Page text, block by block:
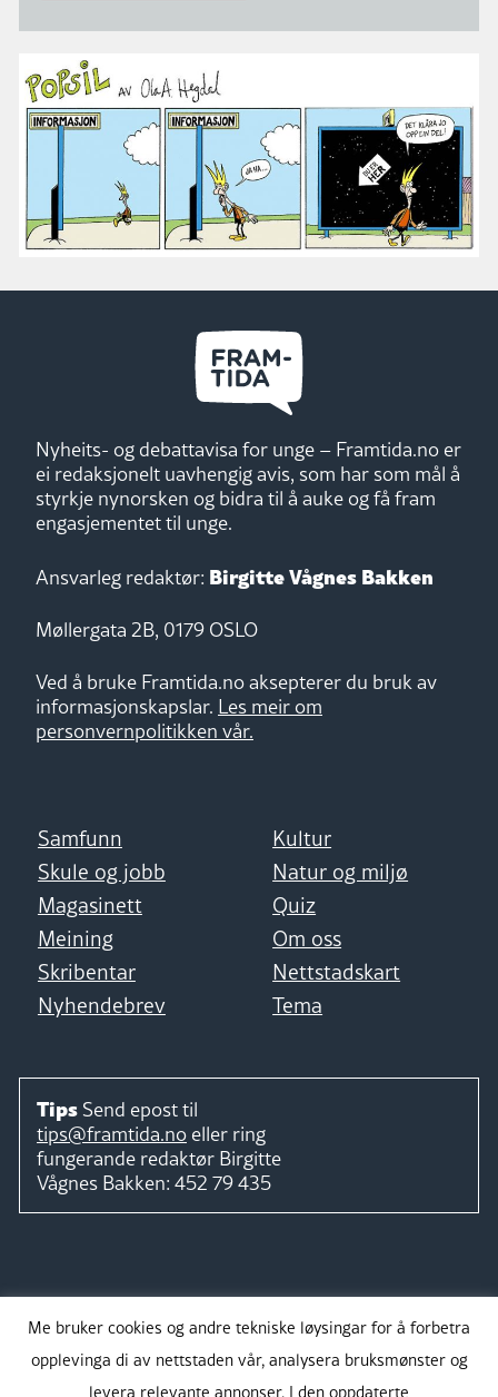
Nyheits- og debattavisa for unge – Framtida.no er
ei redaksjonelt uavhengig avis, som har som mål å
styrkje nynorsken og bidra til å auke og få fram
engasjementet til unge.
Ansvarleg redaktør: Birgitte Vågnes Bakken
Møllergata 2B, 0179 OSLO
Ved å bruke Framtida.no aksepterer du bruk av
informasjonskapslar. Les meir om
personvernpolitikken vår.
Samfunn
Kultur
Skule og jobb
Natur og miljø
Magasinett
Quiz
Meining
Om oss
Skribentar
Nettstadskart
Nyhendebrev
Tema
Tips Send epost til
tips@framtida.no eller ring
fungerande redaktør Birgitte
Vågnes Bakken: 452 79 435
Me bruker cookies og andre tekniske løysingar for å forbetra
opplevinga di av nettstaden vår, analysera bruksmønster og
levera relevante annonser. I den oppdaterte